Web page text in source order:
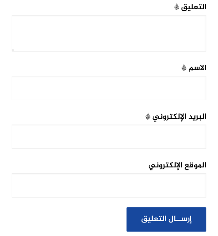
التعليق*
الاسم*
البريد الإلكتروني*
الموقع الإلكتروني